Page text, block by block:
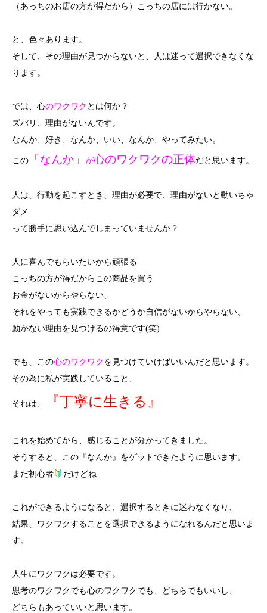
（あっちのお店の方が得だから）こっちの店には行かない。
と、色々あります。
そして、その理由が見つからないと、人は迷って選択できなくな
ります。
では、心のワクワク とは何か？
ズバリ、理由がないんです。
なんか、好き、なんか、いい、なんか、やってみたい。
この 「なんか」 が心のワクワクの正体だと思います。
人は、行動を起こすとき、理由が必要で、理由がないと動いちゃ
ダメ
って勝手に思い込んでしまっていませんか？
人に喜んでもらいたいから頑張る
こっちの方が得だからこの商品を買う
お金がないからやらない、
それをやっても実践できるかどうか自信がないからやらない、
動かない理由を見つけるの得意です(笑)
でも、この心のワクワク を見つけていけばいいんだと思います。
その為に私が実践していること、
それは、 『丁寧に生きる』
これを始めてから、感じることが分かってきました。
そうすると、この『なんか』をゲットできたように思います。
まだ初心者
だけどね
これができるようになると、選択するときに迷わなくなり、
結果、ワクワクすることを選択できるようになれるんだと思いま
す。
人生にワクワクは必要です。
思考のワクワクでも心のワクワクでも、どちらでもいいし、
どちらもあっていいと思います。